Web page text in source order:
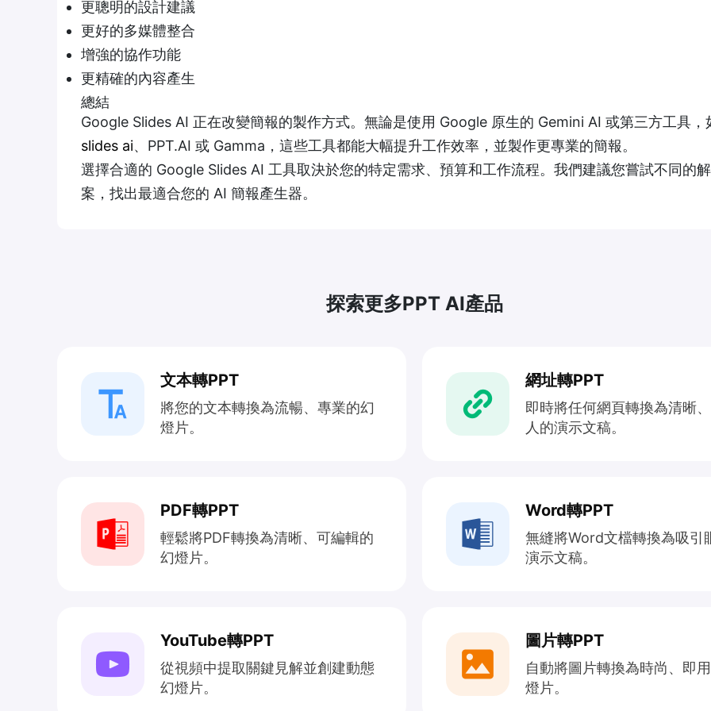
更聰明的設計建議
更好的多媒體整合
增強的協作功能
更精確的內容產生
總結
Google Slides AI 正在改變簡報的製作方式。無論是使用 Google 原生的 Gemini AI 或第三方工具，
slides ai、PPT.AI 或 Gamma，這些工具都能大幅提升工作效率，並製作更專業的簡報。
選擇合適的 Google Slides AI 工具取決於您的特定需求、預算和工作流程。我們建議您嘗試不同的
案，找出最適合您的 AI 簡報產生器。
探索更多PPT AI產品
文本轉PPT
將您的文本轉換為流暢、專業的幻
燈片。
網址轉PPT
即時將任何網頁轉換為清晰、
人的演示文稿。
PDF轉PPT
輕鬆將PDF轉換為清晰、可編輯的
幻燈片。
Word轉PPT
無縫將Word文檔轉換為吸引
演示文稿。
YouTube轉PPT
從視頻中提取關鍵見解並創建動態
幻燈片。
圖片轉PPT
自動將圖片轉換為時尚、即
燈片。